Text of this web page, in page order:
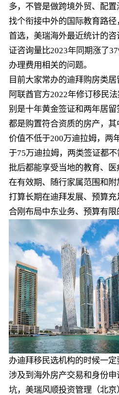
多，不管是做跨境外贸、配
找个衔接中外的国际教育路
首选，美瑞海外最近统计的
证咨询量比2023年同期涨了
办理费用相关的问题。
目前大家常办的迪拜购房类
阿联酋官方2022年修订移民
别是十年黄金签证和两年居
都是购置符合资质的房产，
价值不低于200万迪拉姆，两
于75万迪拉姆，两类签证都
批后都能享受当地的教育、
在有效期、随行家属范围和
打算长期在迪拜发展、预算
合刚布局中东业务、预算有限
办迪拜移民选机构的时候一
涉及到海外房产交易和身份
坑，美瑞风顺投资管理（北